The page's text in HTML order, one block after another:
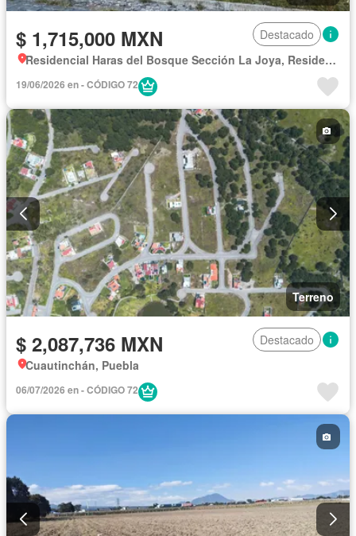
$ 1,715,000 MXN
Destacado
Residencial Haras del Bosque Sección La Joya, Residencial Haras del Bosque
19/06/2026 en - CÓDIGO 72
Terreno
$ 2,087,736 MXN
Destacado
Cuautinchán, Puebla
06/07/2026 en - CÓDIGO 72